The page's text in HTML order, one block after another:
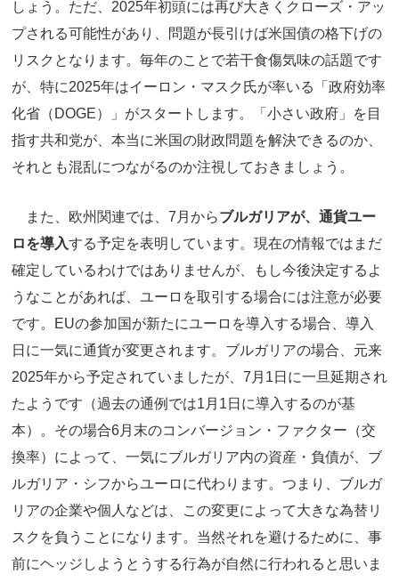
しょう。ただ、2025年初頭には再び大きくクローズ・アッ
プされる可能性があり、問題が長引けば米国債の格下げの
リスクとなります。毎年のことで若干食傷気味の話題です
が、特に2025年はイーロン・マスク氏が率いる「政府効率
化省（DOGE）」がスタートします。「小さい政府」を目
指す共和党が、本当に米国の財政問題を解決できるのか、
それとも混乱につながるのか注視しておきましょう。
また、欧州関連では、7月からブルガリアが、通貨ユー
ロを導入する予定を表明しています。現在の情報ではまだ
確定しているわけではありませんが、もし今後決定するよ
うなことがあれば、ユーロを取引する場合には注意が必要
です。EUの参加国が新たにユーロを導入する場合、導入
日に一気に通貨が変更されます。ブルガリアの場合、元来
2025年から予定されていましたが、7月1日に一旦延期され
たようです（過去の通例では1月1日に導入するのが基
本）。その場合6月末のコンバージョン・ファクター（交
換率）によって、一気にブルガリア内の資産・負債が、ブ
ルガリア・シフからユーロに代わります。つまり、ブルガ
リアの企業や個人などは、この変更によって大きな為替リ
スクを負うことになります。当然それを避けるために、事
前にヘッジしようとうする行為が自然に行われると思いま